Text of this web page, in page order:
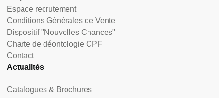
Espace recrutement
Conditions Générales de Vente
Dispositif "Nouvelles Chances"
Charte de déontologie CPF
Contact
Actualités
Catalogues & Brochures